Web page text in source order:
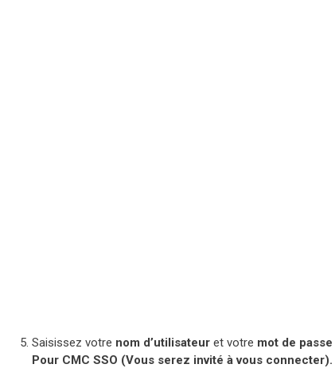
Saisissez votre nom d’utilisateur et votre mot de passe
Pour CMC SSO (Vous serez invité à vous connecter).